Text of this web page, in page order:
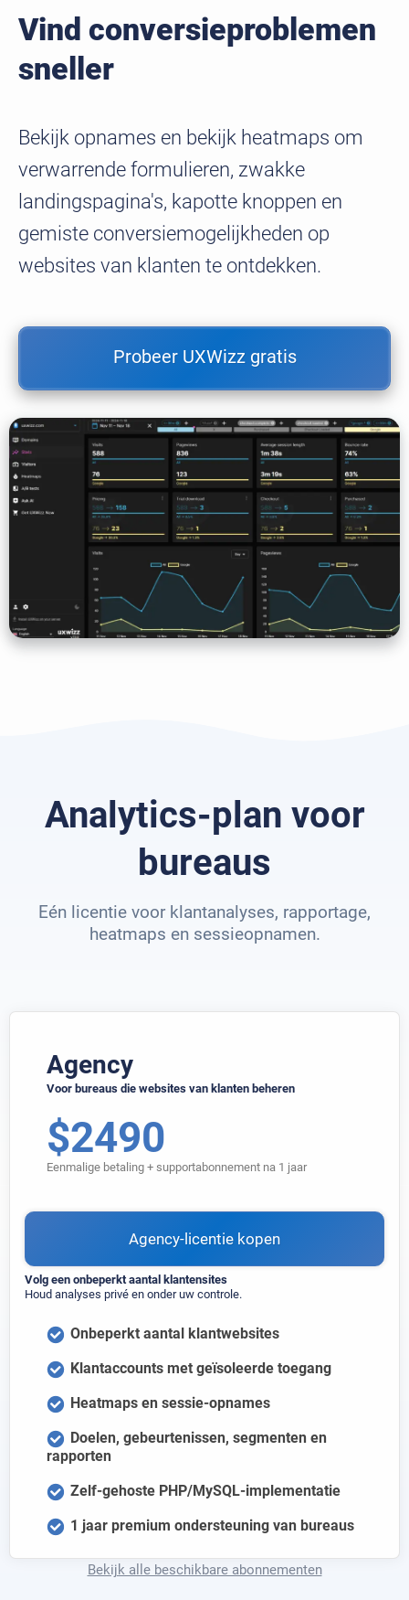
Vind conversieproblemen
sneller
Bekijk opnames en bekijk heatmaps om
verwarrende formulieren, zwakke
landingspagina's, kapotte knoppen en
gemiste conversiemogelijkheden op
websites van klanten te ontdekken.
Probeer UXWizz gratis
Analytics-plan voor
bureaus
Eén licentie voor klantanalyses, rapportage,
heatmaps en sessieopnamen.
Agency
Voor bureaus die websites van klanten beheren
$2490
Eenmalige betaling + supportabonnement na 1 jaar
Agency-licentie kopen
Volg een onbeperkt aantal klantensites
Houd analyses privé en onder uw controle.
Onbeperkt aantal klantwebsites
Klantaccounts met geïsoleerde toegang
Heatmaps en sessie-opnames
Doelen, gebeurtenissen, segmenten en
rapporten
Zelf-gehoste PHP/MySQL-implementatie
1 jaar premium ondersteuning van bureaus
Bekijk alle beschikbare abonnementen